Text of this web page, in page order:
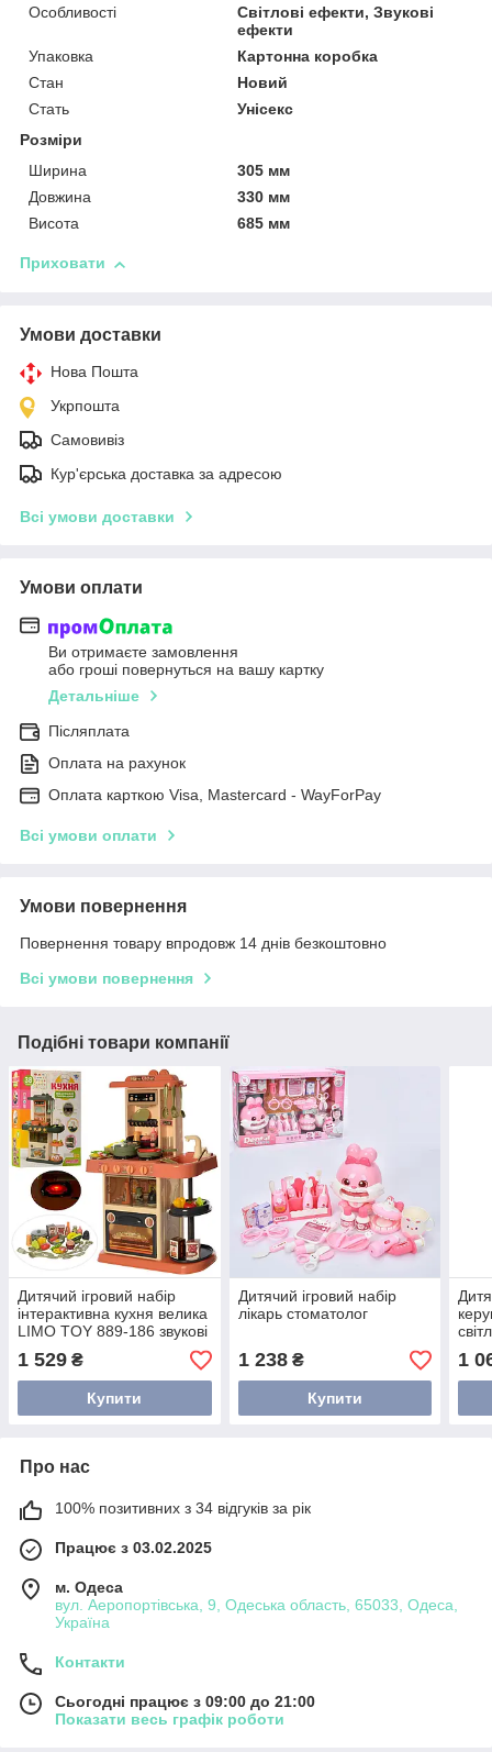
Особливості
Світлові ефекти, Звукові
ефекти
Упаковка
Картонна коробка
Стан
Новий
Стать
Унісекс
Розміри
Ширина
305 мм
Довжина
330 мм
Висота
685 мм
Приховати
Умови доставки
Нова Пошта
Укрпошта
Самовивіз
Кур'єрська доставка за адресою
Всі умови доставки
Умови оплати
Ви отримаєте замовлення
або гроші повернуться на вашу картку
Детальніше
Післяплата
Оплата на рахунок
Оплата карткою Visa, Mastercard - WayForPay
Всі умови оплати
Умови повернення
Повернення товару впродовж 14 днів безкоштовно
Всі умови повернення
Подібні товари компанії
Дитячий ігровий набір
інтерактивна кухня велика
LIMO TOY 889-186 звукові
та світлові ефекти
1 529 ₴
Купити
Дитячий ігровий набір
лікарь стоматолог
1 238₴
Купити
1
Про нас
100% позитивних з 34 відгуків за рік
Працює з 03.02.2025
м. Одеса
вул. Аеропортівська, 9, Одеська область, 65033, Одеса,
Україна
Контакти
Сьогодні працює з 09:00 до 21:00
Показати весь графік роботи